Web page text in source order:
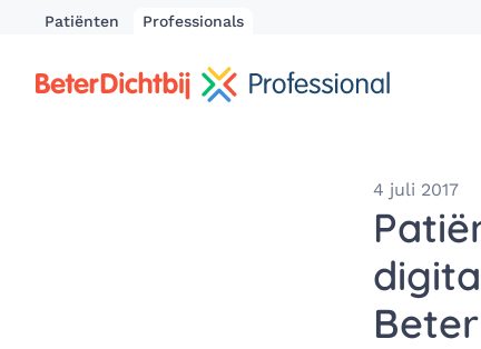
Patiënten Professionals
4 juli 2017